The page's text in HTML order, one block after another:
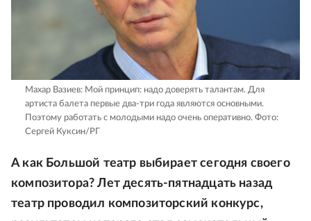
Махар Вазиев: Мой принцип: надо доверять талантам. Для
артиста балета первые два-три года являются основными.
Поэтому работать с молодыми надо очень оперативно. Фото:
Сергей Куксин/РГ
А как Большой театр выбирает сегодня своего
композитора? Лет десять-пятнадцать назад
театр проводил композиторский конкурс,